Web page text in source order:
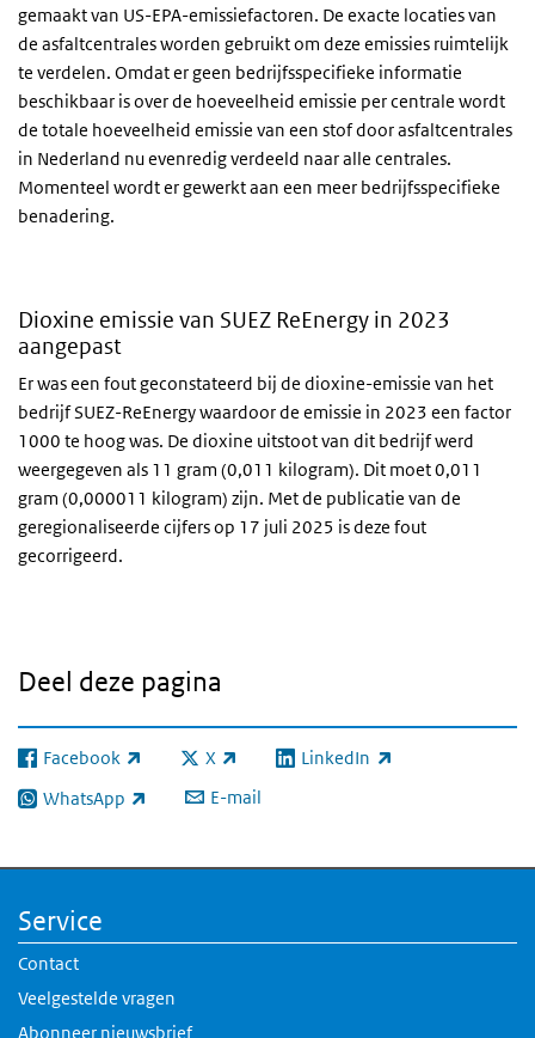
gemaakt van US-EPA-emissiefactoren. De exacte locaties van
de asfaltcentrales worden gebruikt om deze emissies ruimtelijk
te verdelen. Omdat er geen bedrijfsspecifieke informatie
beschikbaar is over de hoeveelheid emissie per centrale wordt
de totale hoeveelheid emissie van een stof door asfaltcentrales
in Nederland nu evenredig verdeeld naar alle centrales.
Momenteel wordt er gewerkt aan een meer bedrijfsspecifieke
benadering.
Dioxine emissie van SUEZ ReEnergy in 2023
aangepast
Er was een fout geconstateerd bij de dioxine-emissie van het
bedrijf SUEZ-ReEnergy waardoor de emissie in 2023 een factor
1000 te hoog was. De dioxine uitstoot van dit bedrijf werd
weergegeven als 11 gram (0,011 kilogram). Dit moet 0,011
gram (0,000011 kilogram) zijn. Met de publicatie van de
geregionaliseerde cijfers op 17 juli 2025 is deze fout
gecorrigeerd.
Deel deze pagina
Facebook
(externe link) X
(externe link) LinkedIn
(externe link)
WhatsApp
(externe link) E-mail
Service
Contact
Veelgestelde vragen
Abonneer nieuwsbrief